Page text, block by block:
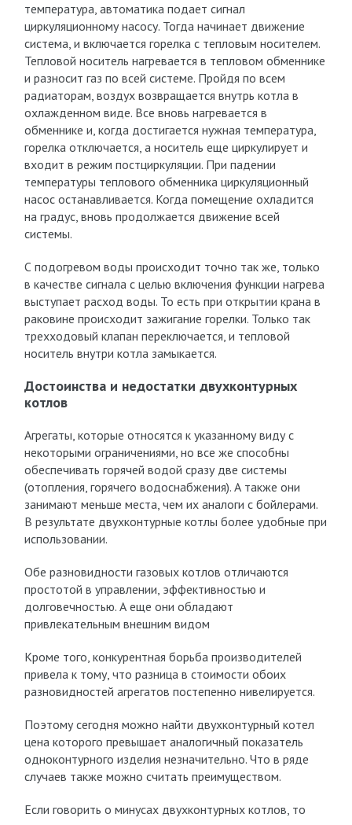
температура, автоматика подает сигнал
циркуляционному насосу. Тогда начинает движение
система, и включается горелка с тепловым носителем.
Тепловой носитель нагревается в тепловом обменнике
и разносит газ по всей системе. Пройдя по всем
радиаторам, воздух возвращается внутрь котла в
охлажденном виде. Все вновь нагревается в
обменнике и, когда достигается нужная температура,
горелка отключается, а носитель еще циркулирует и
входит в режим постциркуляции. При падении
температуры теплового обменника циркуляционный
насос останавливается. Когда помещение охладится
на градус, вновь продолжается движение всей
системы.
С подогревом воды происходит точно так же, только
в качестве сигнала с целью включения функции нагрева
выступает расход воды. То есть при открытии крана в
раковине происходит зажигание горелки. Только так
трехходовый клапан переключается, и тепловой
носитель внутри котла замыкается.
Достоинства и недостатки двухконтурных
котлов
Агрегаты, которые относятся к указанному виду с
некоторыми ограничениями, но все же способны
обеспечивать горячей водой сразу две системы
(отопления, горячего водоснабжения). А также они
занимают меньше места, чем их аналоги с бойлерами.
В результате двухконтурные котлы более удобные при
использовании.
Обе разновидности газовых котлов отличаются
простотой в управлении, эффективностью и
долговечностью. А еще они обладают
привлекательным внешним видом
Кроме того, конкурентная борьба производителей
привела к тому, что разница в стоимости обоих
разновидностей агрегатов постепенно нивелируется.
Поэтому сегодня можно найти двухконтурный котел
цена которого превышает аналогичный показатель
одноконтурного изделия незначительно. Что в ряде
случаев также можно считать преимуществом.
Если говорить о минусах двухконтурных котлов, то